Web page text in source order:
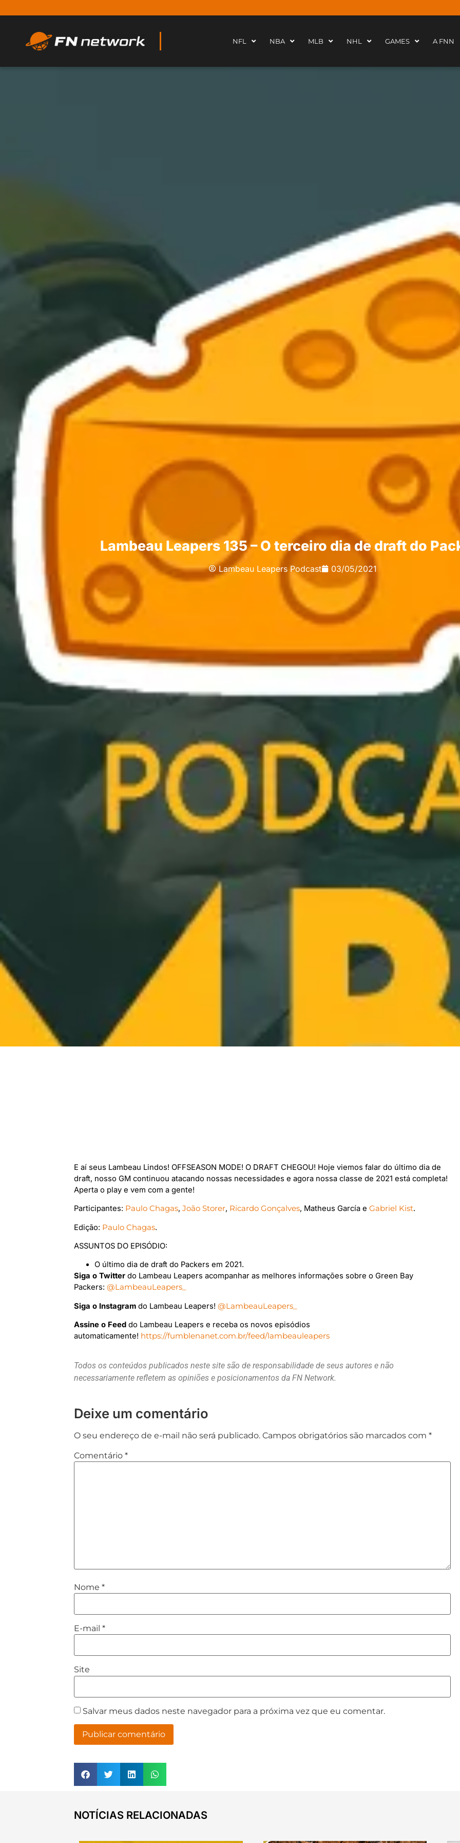
NFL NBA MLB NHL GAMES A FNN
Lambeau Leapers 135 – O terceiro dia de draft do
Lambeau Leapers Podcast 03/05/2021
E aí seus Lambeau Lindos! OFFSEASON MODE! O DRAFT CHEGOU! Hoje viemos falar do último dia de
draft, nosso GM continuou atacando nossas necessidades e agora nossa classe de 2021 está completa!
Aperta o play e vem com a gente!
Participantes: Paulo Chagas,João Storer, Ricardo Gonçalves, Matheus García eGabriel Kist.
Edição: Paulo Chagas.
ASSUNTOS DO EPISÓDIO:
O último dia de draft do Packers em 2021.
Siga o Twitter do Lambeau Leapers acompanhar as melhores informações sobre o Green Bay
Packers:@LambeauLeapers_
Siga o Instagram do Lambeau Leapers!@LambeauLeapers_
Assine o Feed do Lambeau Leapers e receba os novos episódios
automaticamente! https://fumblenanet.com.br/feed/lambeauleapers
Todos os conteúdos publicados neste site são de responsabilidade de seus autores e não
necessariamente refletem as opiniões e posicionamentos da FN Network.
Deixe um comentário
O seu endereço de e-mail não será publicado. Campos obrigatórios são marcados com*
Comentário*
Nome*
E-mail*
Site
Salvar meus dados neste navegador para a próxima vez que eu comentar.
NOTÍCIAS RELACIONADAS